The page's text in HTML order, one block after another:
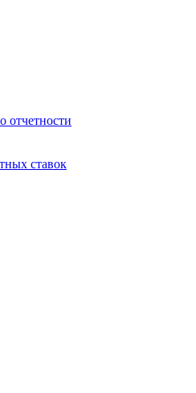
отчетности
ставок